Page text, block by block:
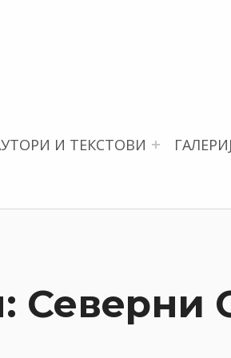
И ТЕКСТОВИ
Северни